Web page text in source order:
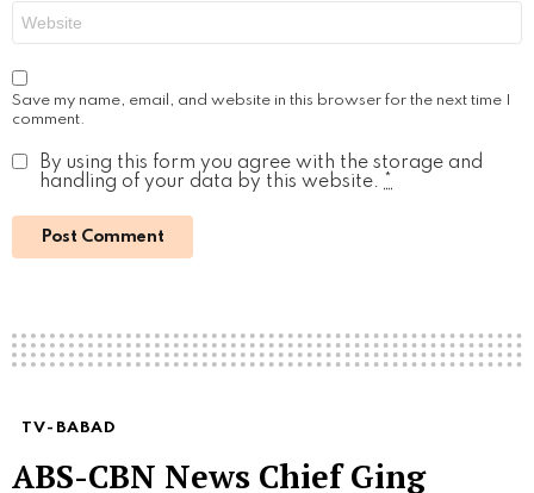
Save my name, email, and website in this browser for the next time I
comment.
By using this form you agree with the storage and
handling of your data by this website. *
TV-BABAD
ABS-CBN News Chief Ging